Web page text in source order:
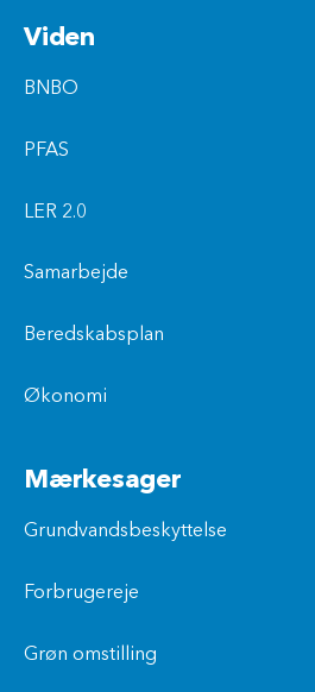
Viden
BNBO
PFAS
LER 2.0
Samarbejde
Beredskabsplan
Økonomi
Mærkesager
Grundvandsbeskyttelse
Forbrugereje
Grøn omstilling